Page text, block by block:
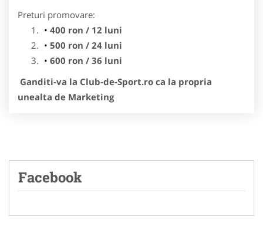
Preturi promovare:
400 ron / 12 luni
500 ron / 24 luni
600 ron / 36 luni
Ganditi-va la Club-de-Sport.ro ca la propria
unealta de Marketing
Facebook